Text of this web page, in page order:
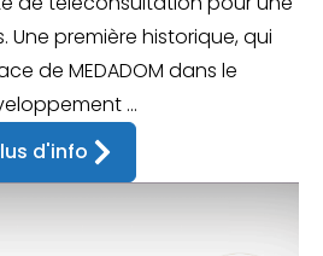
Une première historique, qui
de MEDADOM dans le
...
d'info